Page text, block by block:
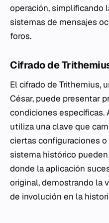
operación, simplificando
sistemas de mensajes
foros.
Cifrado de
El cifrado de Trithemius,
César, puede presentar
condiciones específicas.
utiliza una clave que
ciertas configuraciones
sistema histórico
donde la aplicación
original, demostrando la
de involución en la